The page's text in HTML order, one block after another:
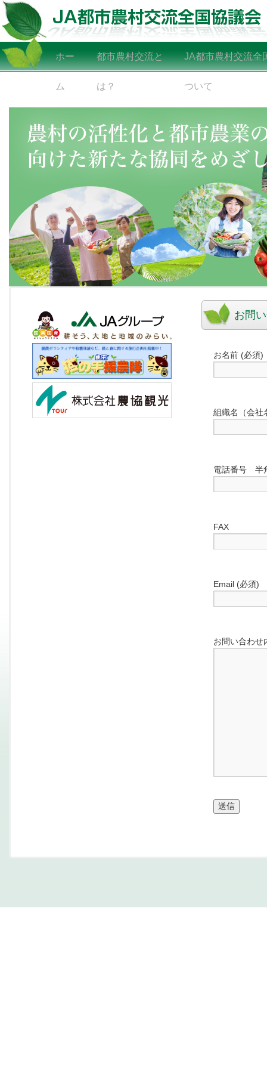
ホー
ム
都市農村交流と
は？
JA都市農村交流全
ついて
お問
お名前 (必須)
組織名（会社
電話番号 半
FAX
Email (必須)
お問い合わせ